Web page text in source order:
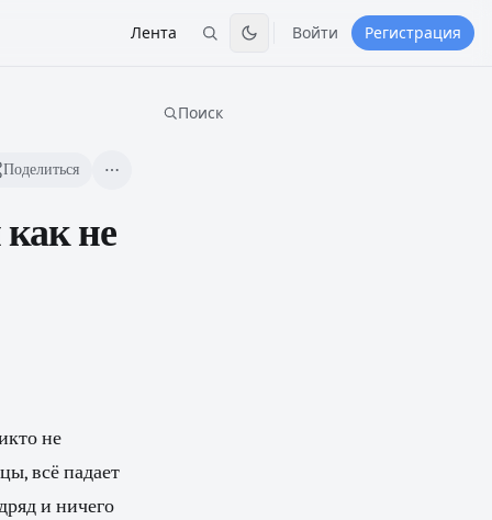
Лента Войти Регистрация
Поделиться
не
не
всё падает
и ничего
Поиск